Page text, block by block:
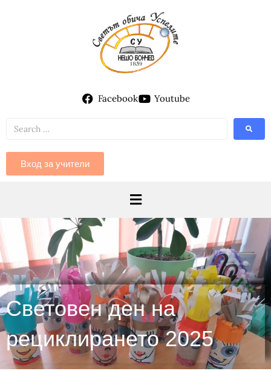
Facebook Youtube
Вход за учители
Световен ден на
рециклирането 2025